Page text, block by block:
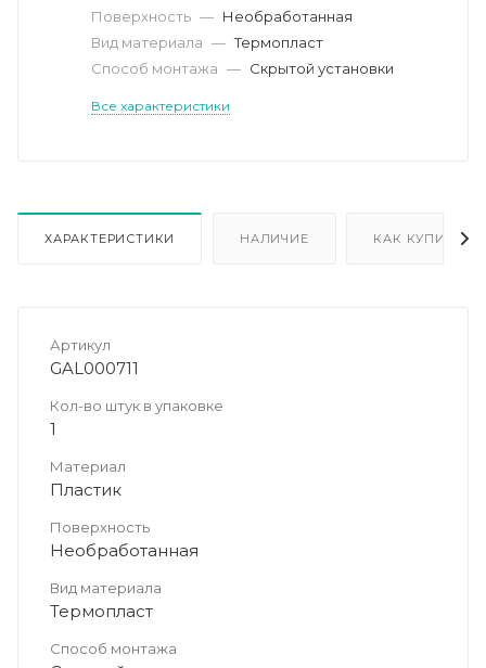
Поверхность — Необработанная
Вид материала — Термопласт
Способ монтажа — Скрытой установки
Все характеристики
ХАРАКТЕРИСТИКИ НАЛИЧИЕ КАК КУПИТЬ
Артикул
GAL000711
Кол-во штук в упаковке
1
Материал
Пластик
Поверхность
Необработанная
Вид материала
Термопласт
Способ монтажа